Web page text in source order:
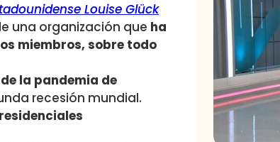
Louise Glück
una organización que ha
miembros, sobre todo
la pandemia de
recesión mundial.